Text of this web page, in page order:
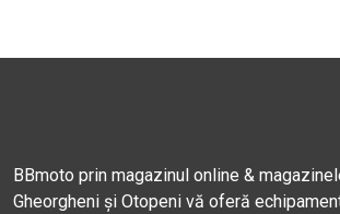
BBmoto prin magazinul online &
Gheorgheni și Otopeni vă oferă